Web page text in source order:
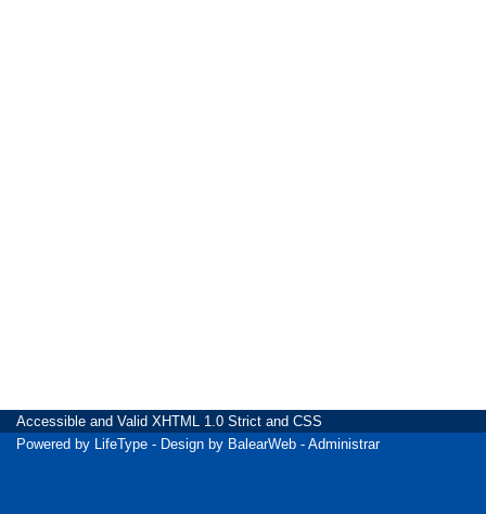
Accessible and Valid XHTML 1.0 Strict and CSS
Powered by LifeType - Design by BalearWeb - Administrar